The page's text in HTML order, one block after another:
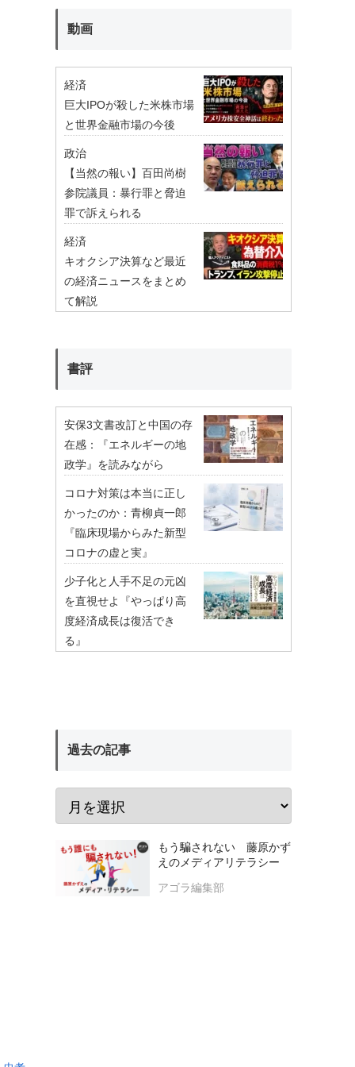
動画
経済
巨大IPOが殺した米株市場
と世界金融市場の今後
政治
【当然の報い】百田尚樹
参院議員：暴行罪と脅迫
罪で訴えられる
経済
キオクシア決算など最近
の経済ニュースをまとめ
て解説
書評
安保3文書改訂と中国の存
在感：『エネルギーの地
政学』を読みながら
コロナ対策は本当に正し
かったのか：青柳貞一郎
『臨床現場からみた新型
コロナの虚と実』
少子化と人手不足の元凶
を直視せよ『やっぱり高
度経済成長は復活でき
る』
過去の記事
もう騙されない 藤原かず
えのメディアリテラシー
アゴラ編集部